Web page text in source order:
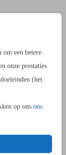
een betere
onze prestaties
(het
op ons ons
Je kunt
toevoegen
Tijdens
11 cm, 13 bij
en